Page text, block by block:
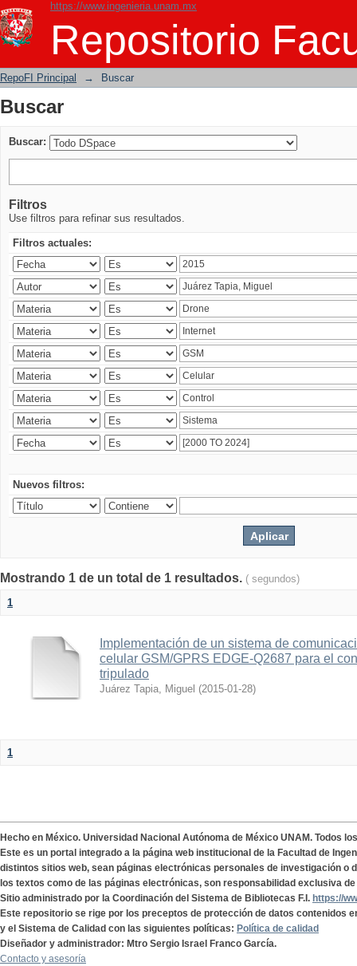
https://www.ingenieria.unam.mx
Repositorio
Buscar
RepoFI Principal → Buscar
Buscar
Buscar:
Filtros
Use filtros para refinar sus resultados.
Filtros actuales:
Nuevos filtros:
Mostrando 1 de un total de 1 resultados. ( segundos)
1
Implementación de un sistema de
celular GSM/GPRS EDGE-Q2687 para el
tripulado
Juárez Tapia, Miguel (2015-01-28)
1
Hecho en México. Universidad Nacional Autónoma de México UNAM. Todos
Este es un portal integrado a la página web institucional de la Facultad de
distintos sitios web, sean páginas electrónicas personales de investigación o
los textos como de las páginas electrónicas, son responsabilidad exclusiva
Sitio administrado por la Coordinación del Sistema de Bibliotecas F.I. https://
Este repositorio se rige por los preceptos de protección de datos contenidos
y el Sistema de Calidad con las siguientes políticas: Política de calidad
Diseñador y administrador: Mtro Sergio Israel Franco García.
Contacto y asesoría